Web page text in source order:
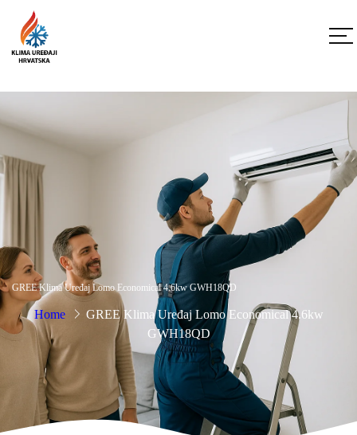
GREE Klima Uređaj Lomo Economical 4.6kw GWH18QD
Home
GREE Klima Uređaj Lomo Economical 4.6kw
GWH18QD